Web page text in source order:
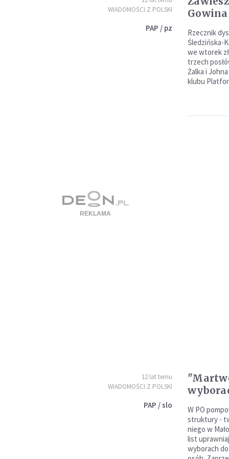
WIADOMOŚCI Z POLSKI
PAP / pz
Rzecznik
Śledzińska-
we wtorek
trzech
Żalka i
klubu
12 lat temu
WIADOMOŚCI Z POLSKI
PAP / slo
W PO
struktury -
niego w
list
wyborach